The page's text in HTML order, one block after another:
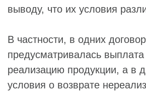
выводу, что их условия
В частности, в одних
предусматривалась
реализацию продукции, а в
условия о возврате